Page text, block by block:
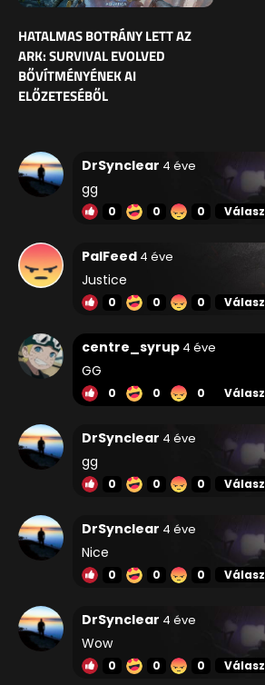
HATALMAS BOTRÁNY LETT AZ
ARK: SURVIVAL EVOLVED
BŐVÍTMÉNYÉNEK AI
ELŐZETESÉBŐL
DrSynclear 4 éve
gg
0 0 0 Válasz
PalFeed 4 éve
Justice
0 0 0 Válasz
centre_syrup 4 éve
GG
0 0 0 Válasz
DrSynclear 4 éve
gg
0 0 0 Válasz
DrSynclear 4 éve
Nice
0 0 0 Válasz
DrSynclear 4 éve
Wow
0 0 0 Válasz